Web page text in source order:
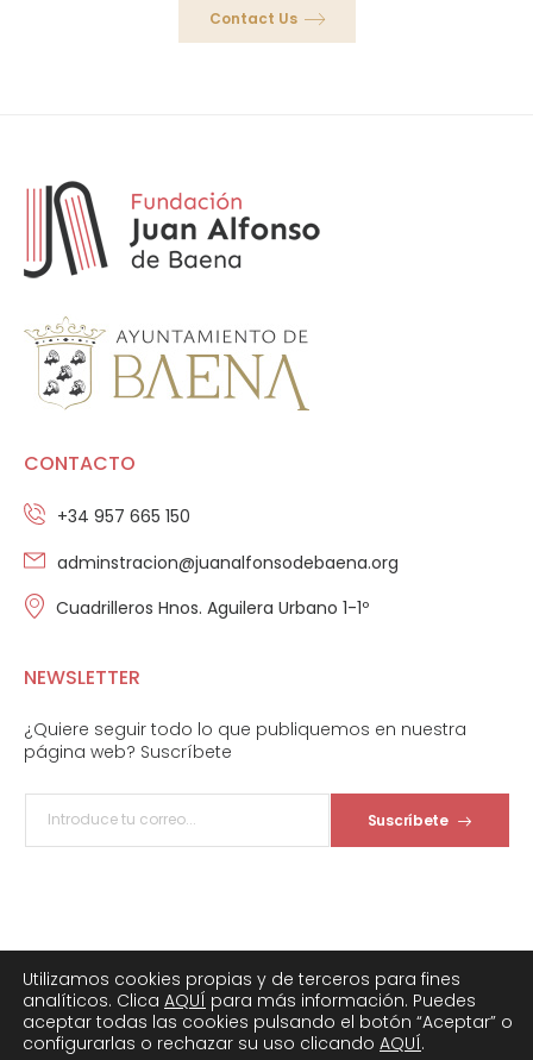
Contact Us
CONTACTO
+34 957 665 150
adminstracion@juanalfonsodebaena.org
Cuadrilleros Hnos. Aguilera Urbano 1-1º
NEWSLETTER
¿Quiere seguir todo lo que publiquemos en nuestra
página web? Suscríbete
Suscríbete
© Fundación Juan Alfonso de Baena. 2026
Utilizamos cookies propias y de terceros para fines
analíticos. Clica AQUÍ para más información. Puedes
aceptar todas las cookies pulsando el botón “Aceptar” o
configurarlas o rechazar su uso clicando AQUÍ.